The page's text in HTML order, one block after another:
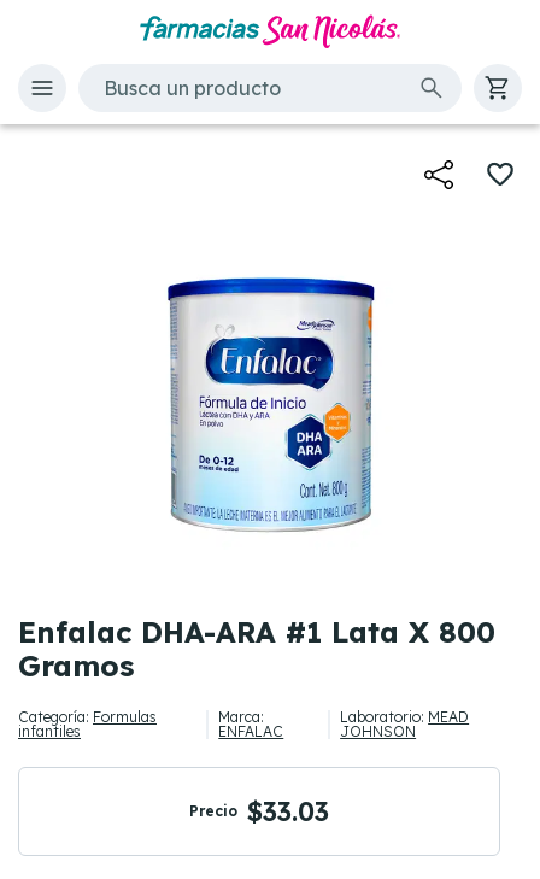
Enfalac DHA-ARA #1 Lata X 800
Gramos
Categoría: Formulas
infantiles
Marca:
ENFALAC
Laboratorio: MEAD
JOHNSON
Precio $33.03